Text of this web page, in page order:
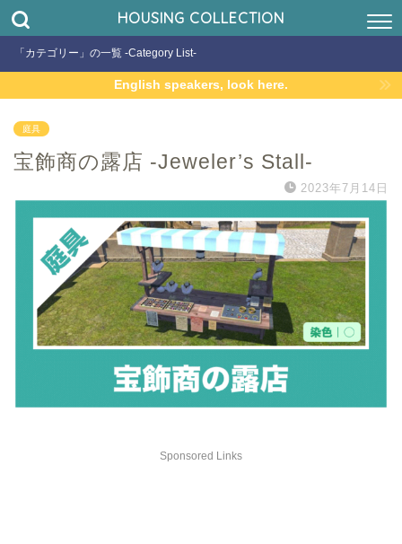
HOUSING COLLECTION
「カテゴリー」の一覧 -Category List-
English speakers, look here.
庭具
宝飾商の露店 -Jeweler’s Stall-
2023年7月14日
Sponsored Links